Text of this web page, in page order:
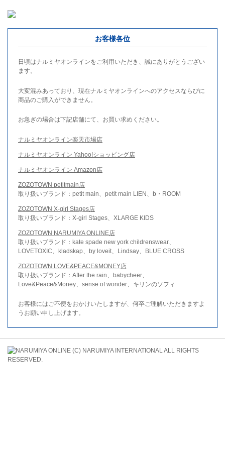
お客様各位
日頃はナルミヤオンラインをご利用いただき、誠にありがとうござい
ます。
大変混みあっており、現在ナルミヤオンラインへのアクセスならびに
商品のご購入ができません。
お急ぎの場合は下記店舗にて、お買い求めください。
ナルミヤオンライン楽天市場店
ナルミヤオンライン Yahoo!ショッピング店
ナルミヤオンライン Amazon店
ZOZOTOWN petitmain店
取り扱いブランド：petit main、petit main LIEN、b・ROOM
ZOZOTOWN X-girl Stages店
取り扱いブランド：X-girl Stages、XLARGE KIDS
ZOZOTOWN NARUMIYA ONLINE店
取り扱いブランド：kate spade new york childrenswear、
LOVETOXIC、kladskap、by loveit、Lindsay、BLUE CROSS
ZOZOTOWN LOVE&PEACE&MONEY店
取り扱いブランド：After the rain、babycheer、
Love&Peace&Money、sense of wonder、キリンのソフィ
お客様にはご不便をおかけいたしますが、何卒ご理解いただきますよ
うお願い申し上げます。